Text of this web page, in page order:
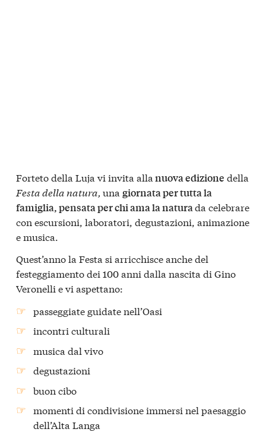
Forteto della Luja vi invita alla nuova edizione della
Festa della natura, una giornata per tutta la
famiglia, pensata per chi ama la naturada celebrare
con escursioni, laboratori, degustazioni, animazione
e musica.
Quest’anno la Festa si arricchisce anche del
festeggiamento dei 100 anni dalla nascita di Gino
Veronelli e vi aspettano:
passeggiate guidate nell’Oasi
incontri culturali
musica dal vivo
degustazioni
buon cibo
momenti di condivisione immersi nel paesaggio
dell’Alta Langa